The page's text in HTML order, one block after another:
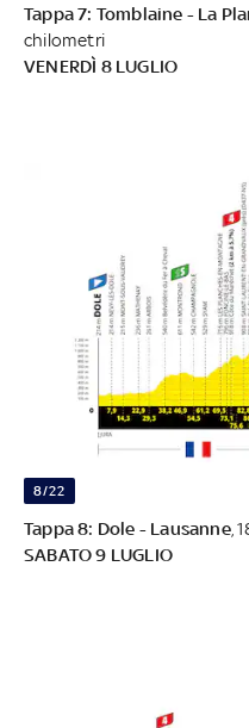
Tappa 7: Tomblaine - La
chilometri
VENERDÌ 8 LUGLIO
8/22
Tappa 8: Dole - Lausanne,
SABATO 9 LUGLIO